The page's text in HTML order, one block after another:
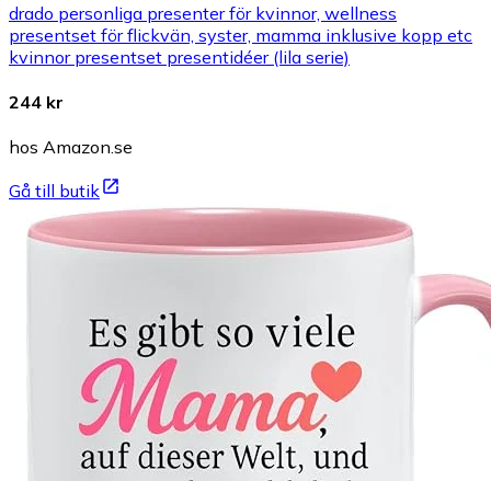
drado personliga presenter för kvinnor, wellness
presentset för flickvän, syster, mamma inklusive kopp etc
kvinnor presentset presentidéer (lila serie)
244 kr
hos Amazon.se
Gå till butik